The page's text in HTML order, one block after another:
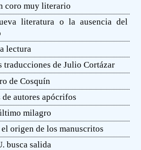
coro muy literario
literatura o la ausencia del
lectura
traducciones de Julio Cortázar
de Cosquín
autores apócrifos
milagro
origen de los manuscritos
busca salida